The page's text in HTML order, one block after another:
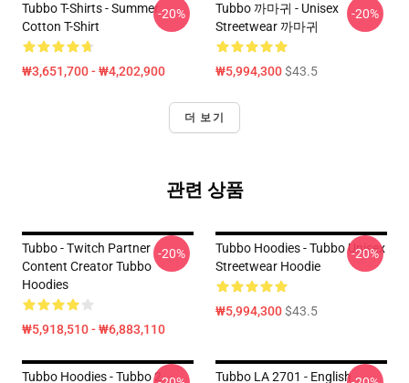
Tubbo T-Shirts - Summer
Cotton T-Shirt
₩3,651,700 - ₩4,202,900
-20%
Tubbo 까마귀 - Unisex
Streetwear 까마귀
₩5,994,300$43.5
-20%
더 보기
관련 상품
Tubbo - Twitch Partner
Content Creator Tubbo
Hoodies
₩5,918,510 - ₩6,883,110
-20%
Tubbo Hoodies - Tubbo Unisex
Streetwear Hoodie
₩5,994,300$43.5
-20%
Tubbo Hoodies - Tubbo 2
Tubbo LA 2701 - English